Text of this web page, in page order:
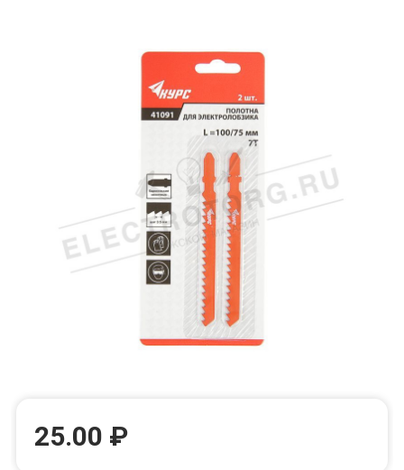
25.00 ₽